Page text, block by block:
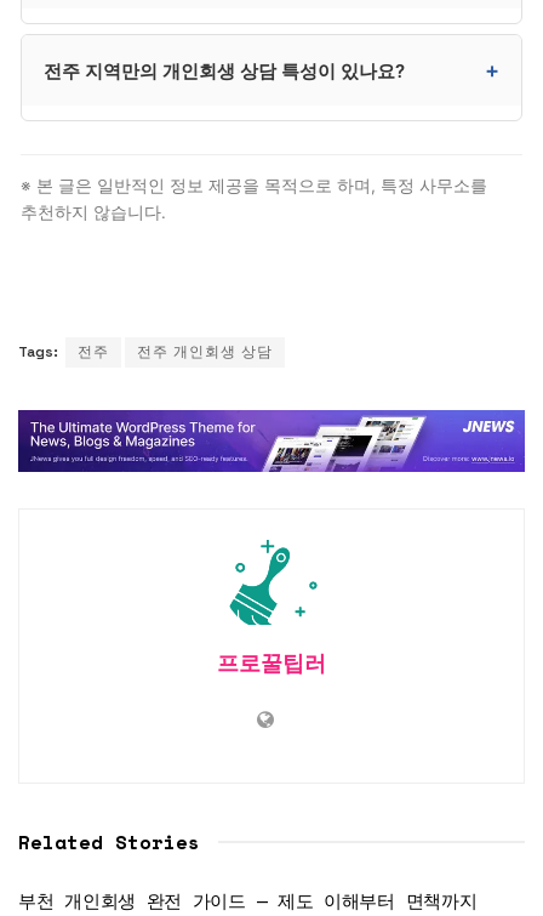
있어, 결과적으로 변호사가 더 효율적인 경우가
등 전주 전역이 전주지방법원 관할입니다. 다만 대부분
전주 지역만의 개인회생 상담 특성이 있나요? +
법적 자격 요건과 절차 자체는 전국 동일하므로, 전주
거주자도 일반 개인회생 상담 절차를 그대로 따릅니다.
※ 본 글은 일반적인 정보 제공을 목적으로 하며, 특정 사무소를
추천하지 않습니다.
Tags: 전주 전주 개인회생 상담
프로꿀팁러
Related Stories
부천 개인회생 완전 가이드 — 제도 이해부터 면책까지